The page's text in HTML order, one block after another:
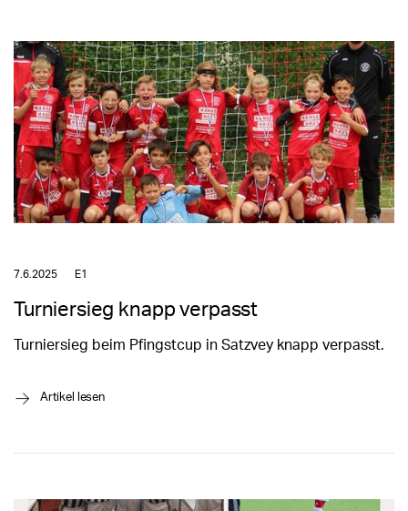
7.6.2025 E1
Turniersieg knapp verpasst
Turniersieg beim Pfingstcup in Satzvey knapp verpasst.
→ Artikel lesen